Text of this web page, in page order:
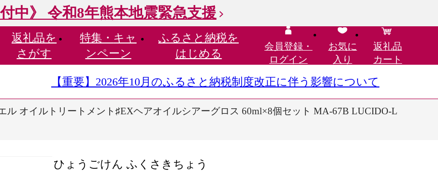
付中》 令和8年熊本地震緊急支援
返礼品を
さがす
特集・ キャ
ンペーン
ふるさと納税を
はじめる
会員登録・
ログイン
お気に
入り
返礼品
カート
【重要】2026年10月のふるさと納税制度改正に伴う影響について
ル オイルトリートメント♯EXヘアオイルシアーグロス 60ml×8個セット MA-67B LUCIDO-L
ひょうごけん ふくさきちょう